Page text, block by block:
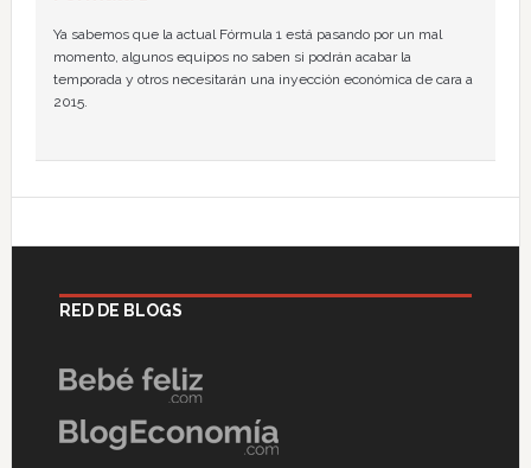
Ya sabemos que la actual Fórmula 1 está pasando por un mal
momento, algunos equipos no saben si podrán acabar la
temporada y otros necesitarán una inyección económica de cara a
2015.
RED DE BLOGS